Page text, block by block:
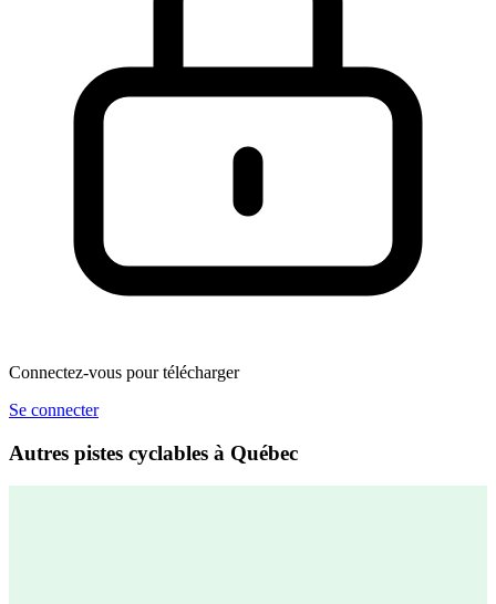
Connectez-vous pour télécharger
Se connecter
Autres pistes cyclables à Québec